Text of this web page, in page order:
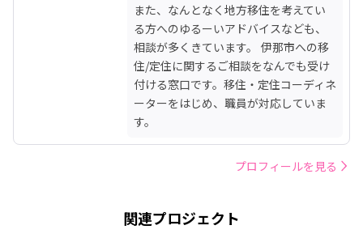
また、なんとなく地方移住を考えてい
る方へのゆるーいアドバイスなども、
相談が多くきています。 伊那市への移
住/定住に関するご相談をなんでも受け
付ける窓口です。移住・定住コーディネ
ーターをはじめ、職員が対応していま
す。
プロフィールを見る
関連プロジェクト